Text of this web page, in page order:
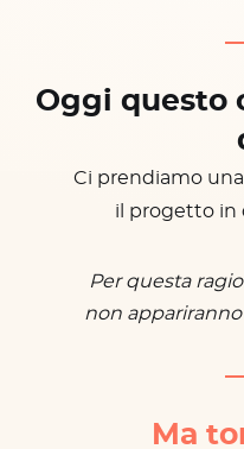
Oggi questo
Ci prendiamo
il progetto in
Per questa
non
Ma